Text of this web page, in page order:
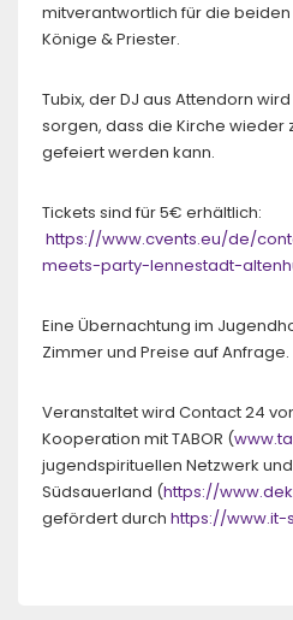
mitverantwortlich für die
Könige & Priester.
Tubix, der DJ aus Attendorn
sorgen, dass die Kirche wieder
gefeiert werden kann.
Tickets sind für 5€ erhältlich:
https://www.cvents.eu/de/
meets-party-lennestadt-
Eine Übernachtung im
Zimmer und Preise auf Anfrage.
Veranstaltet wird Contact 24
Kooperation mit TABOR (
jugendspirituellen Netzwerk
Südsauerland (https://
gefördert durch https://